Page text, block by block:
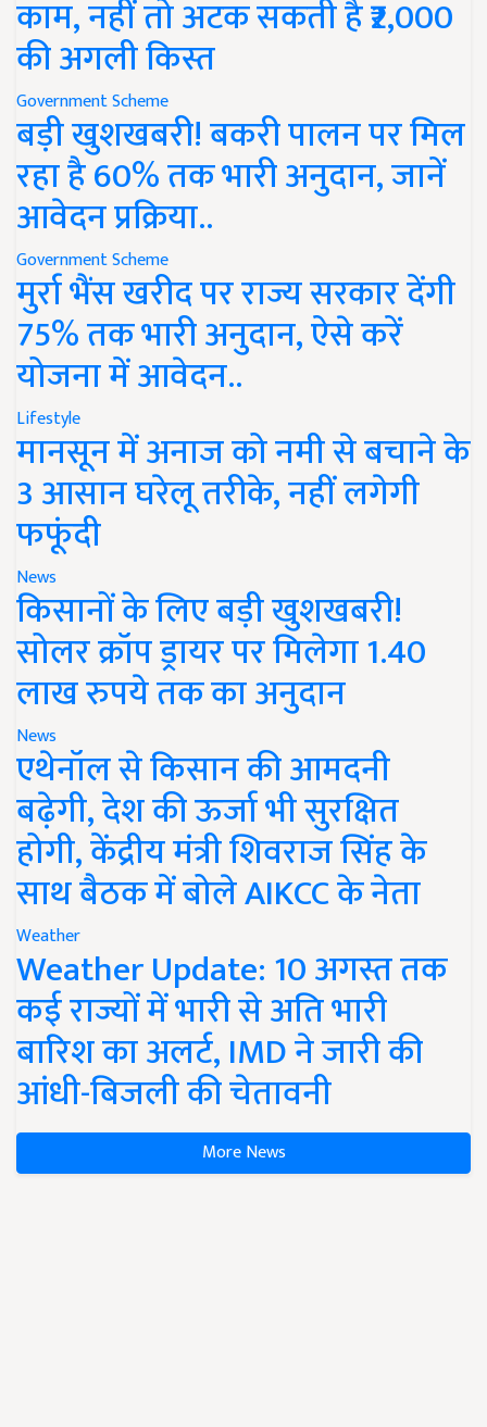
काम, नहीं तो अटक सकती है ₹2,000
की अगली किस्त
Government Scheme
बड़ी खुशखबरी! बकरी पालन पर मिल
रहा है 60% तक भारी अनुदान, जानें
आवेदन प्रक्रिया..
Government Scheme
मुर्रा भैंस खरीद पर राज्य सरकार देंगी
75% तक भारी अनुदान, ऐसे करें
योजना में आवेदन..
Lifestyle
मानसून में अनाज को नमी से बचाने के
3 आसान घरेलू तरीके, नहीं लगेगी
फफूंदी
News
किसानों के लिए बड़ी खुशखबरी!
सोलर क्रॉप ड्रायर पर मिलेगा 1.40
लाख रुपये तक का अनुदान
News
एथेनॉल से किसान की आमदनी
बढ़ेगी, देश की ऊर्जा भी सुरक्षित
होगी, केंद्रीय मंत्री शिवराज सिंह के
साथ बैठक में बोले AIKCC के नेता
Weather
Weather Update: 10 अगस्त तक
कई राज्यों में भारी से अति भारी
बारिश का अलर्ट, IMD ने जारी की
आंधी-बिजली की चेतावनी
More News